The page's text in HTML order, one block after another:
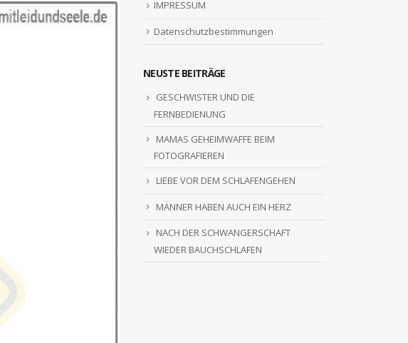
IMPRESSUM
Datenschutzbestimmungen
NEUSTE BEITRÄGE
GESCHWISTER UND DIE
FERNBEDIENUNG
MAMAS GEHEIMWAFFE BEIM
FOTOGRAFIEREN
LIEBE VOR DEM SCHLAFENGEHEN
MÄNNER HABEN AUCH EIN HERZ
NACH DER SCHWANGERSCHAFT
WIEDER BAUCHSCHLAFEN